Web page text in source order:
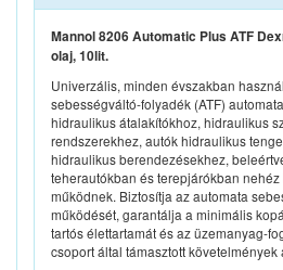
Mannol 8206 Automatic Plus ATF
olaj, 10lit.
Univerzális, minden évszakban
sebességváltó-folyadék (ATF)
hidraulikus átalakítókhoz, hidraulikus
rendszerekhez, autók hidraulikus
hidraulikus berendezésekhez,
teherautókban és terepjárókban
működnek. Biztosítja az automata
működését, garantálja a minimális
tartós élettartamát és az üzemanyag-
csoport által támasztott